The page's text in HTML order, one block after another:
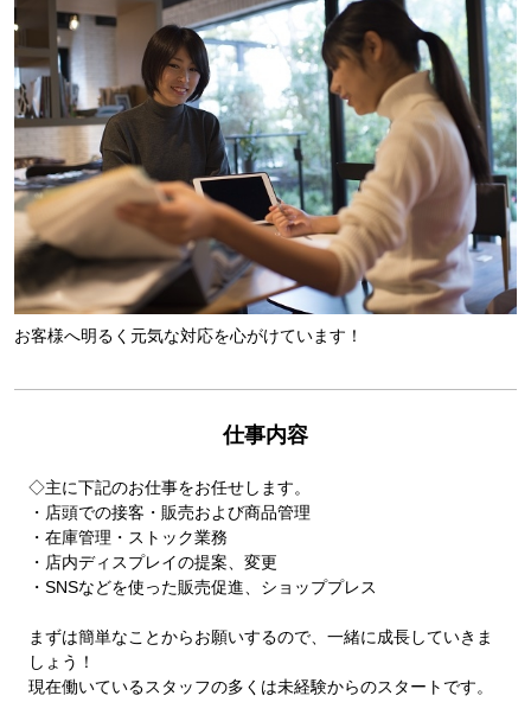
お客様へ明るく元気な対応を心がけています！
仕事内容
◇主に下記のお仕事をお任せします。
・店頭での接客・販売および商品管理
・在庫管理・ストック業務
・店内ディスプレイの提案、変更
・SNSなどを使った販売促進、ショッププレス
まずは簡単なことからお願いするので、一緒に成長していきま
しょう！
現在働いているスタッフの多くは未経験からのスタートです。